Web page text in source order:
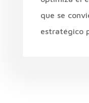
que se
estratégico